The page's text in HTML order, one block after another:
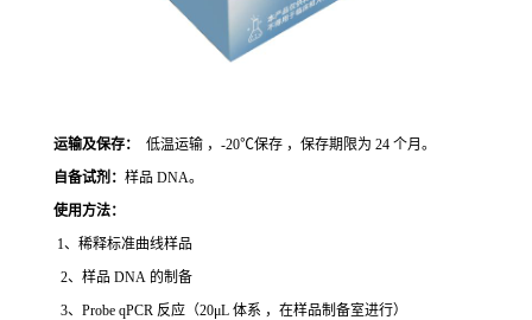
运输及保存：
低温运输 ，-20℃保存 ，保存期限为 24 个月。
自备试剂： 样品 DNA。
使用方法：
1、稀释标准曲线样品
2、样品 DNA 的制备
3、Probe qPCR 反应（20μL 体系 ，在样品制备室进行）